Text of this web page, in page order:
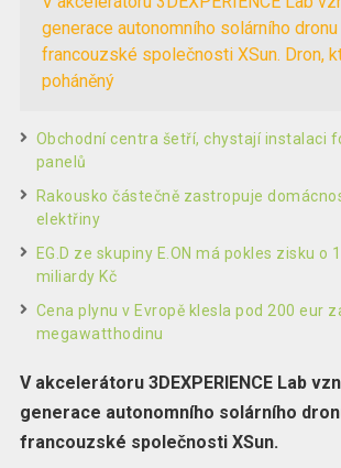
generace autonomního solárního
francouzské společnosti XSun. Dron,
poháněný
Obchodní centra šetří, chystají instalaci
panelů
Rakousko částečně zastropuje
elektřiny
EG.D ze skupiny E.ON má pokles zisku o
miliardy Kč
Cena plynu v Evropě klesla pod 200 eur
megawatthodinu
V akcelerátoru 3DEXPERIENCE Lab
generace autonomního solárního
francouzské společnosti XSun.